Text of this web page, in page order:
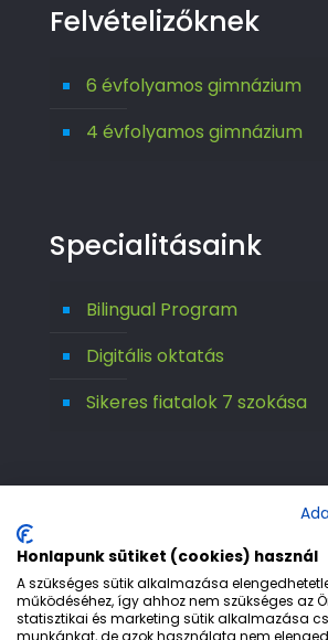
Felvételizőknek
6 évfolyamos gimnázium
4 évfolyamos gimnázium
Specialitásaink
Bilingual Program
Digitális oktatás
Sikeres fiatalok 7 szokása
Honlapunk sütiket (cookies) használ
A szükséges sütik alkalmazása
működéséhez, így ahhoz nem szükséges az
statisztikai és marketing sütik alkalmazása
munkánkat, de azok használata nem